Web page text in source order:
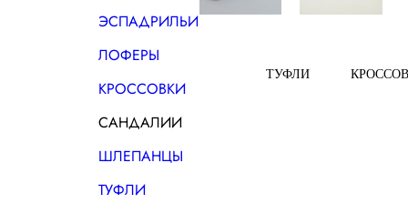
ЭСПАДРИЛЬИ
ЛОФЕРЫ
КРОССОВКИ
САНДАЛИИ
ШЛЕПАНЦЫ
ТУФЛИ
ТУФЛИ